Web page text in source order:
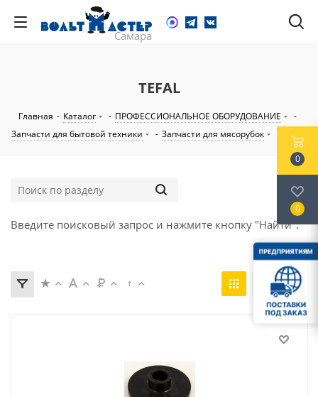
TEFAL
Главная - Каталог - ПРОФЕССИОНАЛЬНОЕ ОБОРУДОВАНИЕ
-
Запчасти для бытовой техники
- Запчасти для мясорубок TEFAL
Введите поисковый запрос и нажмите кнопку "Найти".
0
0